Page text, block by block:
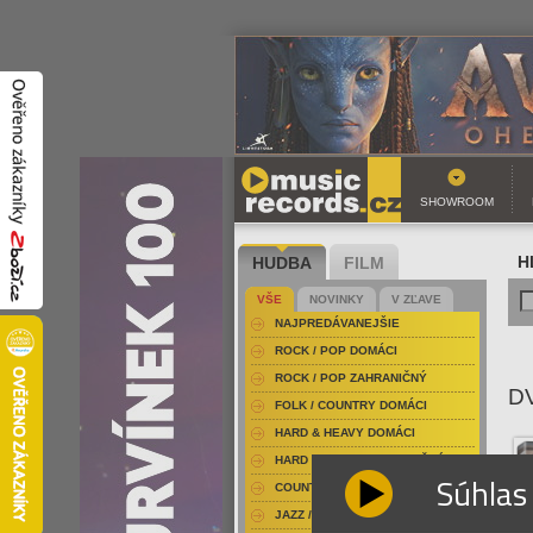
SHOWROOM
HUDBA FILM
VŠE NOVINKY
V ZĽAVE
NAJPREDÁVANEJŠIE
ROCK / POP DOMÁCI
ROCK / POP ZAHRANIČNÝ
FOLK / COUNTRY DOMÁCI
HARD & HEAVY DOMÁCI
HARD & HEAVY ZAHRANIČNÝ
COUNTRY
JAZZ / BLUES